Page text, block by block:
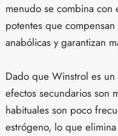
menudo se combina con
potentes que
anabólicas y garantizan
Dado que Winstrol es
efectos secundarios son
habituales son poco
estrógeno, lo que